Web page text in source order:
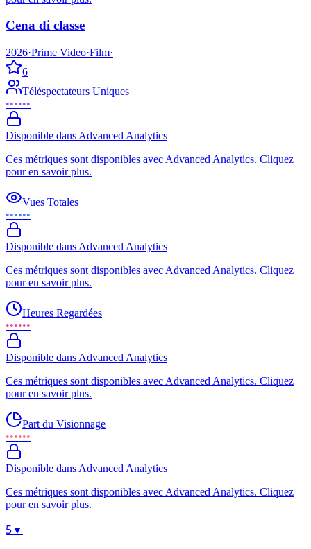
Cena di classe
2026·Prime Video·Film·
6
Téléspectateurs Uniques
••••••
Disponible dans Advanced Analytics
Ces métriques sont disponibles avec Advanced Analytics. Cliquez
pour en savoir plus.
Vues Totales
••••••
Disponible dans Advanced Analytics
Ces métriques sont disponibles avec Advanced Analytics. Cliquez
pour en savoir plus.
Heures Regardées
••••••
Disponible dans Advanced Analytics
Ces métriques sont disponibles avec Advanced Analytics. Cliquez
pour en savoir plus.
Part du Visionnage
••••••
Disponible dans Advanced Analytics
Ces métriques sont disponibles avec Advanced Analytics. Cliquez
pour en savoir plus.
5▼